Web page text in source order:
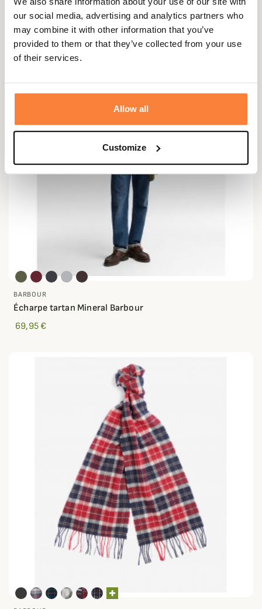
our social media, advertising and analytics partners who
may combine it with other information that you’ve
provided to them or that they’ve collected from your use
of their services.
Allow all
Customize
134,95 €
BARBOUR
Écharpe tartan Mineral Barbour
69,95 €